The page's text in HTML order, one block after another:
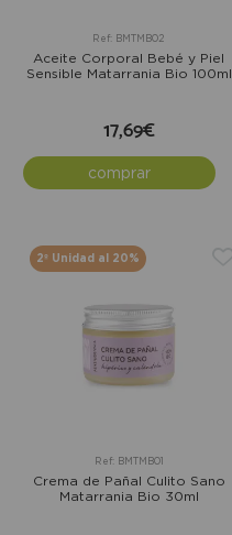
Ref: BMTMB02
Aceite Corporal Bebé y Piel
Sensible Matarrania Bio 100ml
17,69€
comprar
2º Unidad al 20%
Ref: BMTMB01
Crema de Pañal Culito Sano
Matarrania Bio 30ml